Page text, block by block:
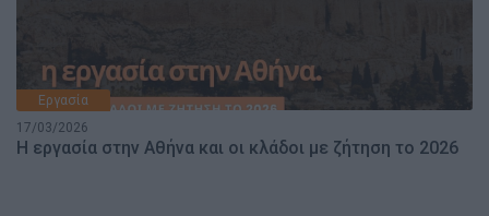
Εργασία
17/03/2026
Η εργασία στην Αθήνα και οι κλάδοι με ζήτηση το 2026